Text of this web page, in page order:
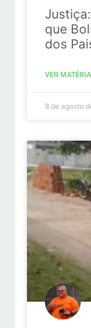
que
dos
VER
8 de agosto